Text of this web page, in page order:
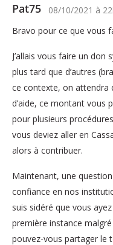
Pat75 08/10/2021 à
Bravo pour ce que vous
J’allais vous faire un don
plus tard que d’autres
ce contexte, on attendra
d’aide, ce montant vous
pour plusieurs
vous deviez aller en
alors à contribuer.
Maintenant, une
confiance en nos
suis sidéré que vous
première instance
pouvez-vous partager le